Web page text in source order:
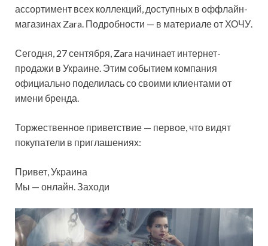
ассортимент всех коллекций, доступных в оффлайн-
магазинах Zara. Подробности — в материале от ХОЧУ.
Сегодня, 27 сентября, Zara начинает интернет-
продажи в Украине. Этим событием компания
официально поделилась со своими клиентами от
имени бренда.
Торжественное приветствие — первое, что видят
покупатели в приглашениях:
Привет, Украина
Мы — онлайн. Заходи